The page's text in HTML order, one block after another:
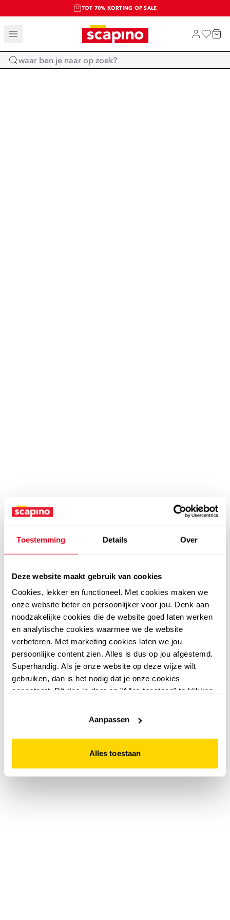
Toestemming Details Over
Deze website maakt gebruik van cookies
Cookies, lekker en functioneel. Met cookies maken we
onze website beter en persoonlijker voor jou. Denk aan
noodzakelijke cookies die de website goed laten werken
en analytische cookies waarmee we de website
verbeteren. Met marketing cookies laten we jou
persoonlijke content zien. Alles is dus op jou afgestemd.
Superhandig. Als je onze website op deze wijze wilt
gebruiken, dan is het nodig dat je onze cookies
accepteert. Dit doe je door op "Alles toestaan" te klikken.
website niet optimaal functioneert.
Aanpassen
Alles toestaan
TOT 70% KORTING OP SALE
SALE: LAATSTE KANS!
SHOP NIEUW
Home